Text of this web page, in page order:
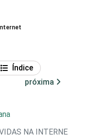
Índice
próxima
NA INTERNET -